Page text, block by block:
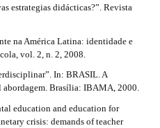
estrategias didácticas?”. Revista
na América Latina: identidade e
vol. 2, n. 2, 2008.
In: BRASIL. A
abordagem. Brasília: IBAMA, 2000.
education and education for
crisis: demands of teacher